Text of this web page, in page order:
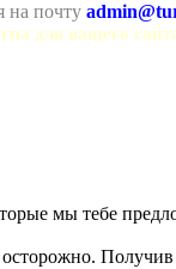
на почту
для вашего
мы тебе